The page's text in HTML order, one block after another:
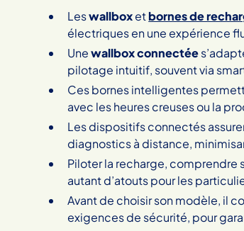
Leswallboxetbornes de
électriques en une expérience
Unewallbox connectée
pilotage intuitif, souvent via
Ces bornes intelligentes
avec les heures creuses ou la
Les dispositifs connectés
diagnostics à distance,
Piloter la recharge, comprendre
autant d’atouts pour les
Avant de choisir son modèle, il
exigences de sécurité, pour